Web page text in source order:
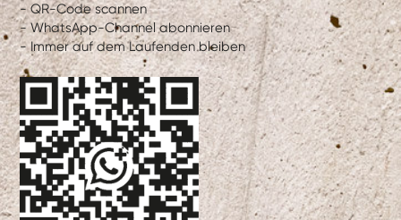
- QR-Code scannen
- WhatsApp-Channel abonnieren
- Immer auf dem Laufenden bleiben